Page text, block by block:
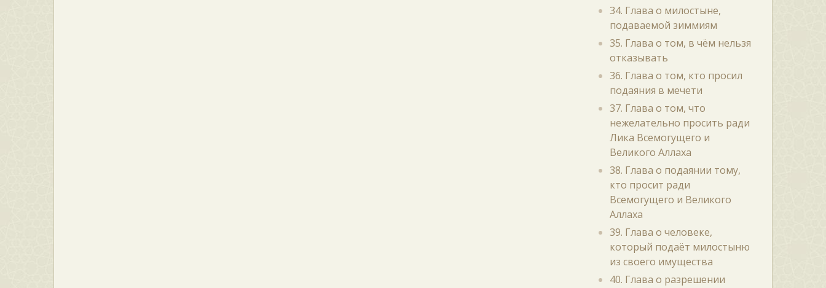
34. Глава о милостыне,
подаваемой зиммиям
35. Глава о том, в чём нельзя
отказывать
36. Глава о том, кто просил
подаяния в мечети
37. Глава о том, что
нежелательно просить ради
Лика Всемогущего и
Великого Аллаха
38. Глава о подаянии тому,
кто просит ради
Всемогущего и Великого
Аллаха
39. Глава о человеке,
который подаёт милостыню
из своего имущества
40. Глава о разрешении